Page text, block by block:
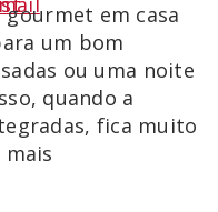
em casa
um bom
ou uma noite
quando a
fica muito